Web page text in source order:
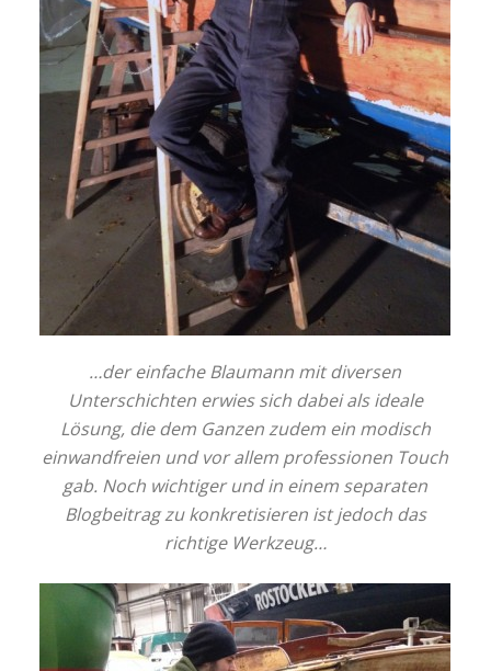
…der einfache Blaumann mit diversen
Unterschichten erwies sich dabei als ideale
Lösung, die dem Ganzen zudem ein modisch
einwandfreien und vor allem professionen Touch
gab. Noch wichtiger und in einem separaten
Blogbeitrag zu konkretisieren ist jedoch das
richtige Werkzeug…